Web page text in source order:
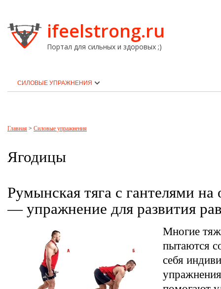
ifeelstrong.ru
Портал для сильных и здоровых ;)
СИЛОВЫЕ УПРАЖНЕНИЯ
Главная > Силовые упражнения
Ягодицы
Румынская тяга с гантелями на
— упражнение для развития
Многие
пытаются
себя